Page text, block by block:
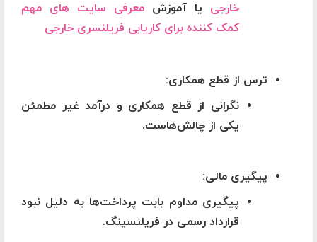
خارجی یا آموزش معرفی سایت های مهم
کمک کننده برای کاریابی فریلنسری خارجی
ترس از قطع همکاری:
نگرانی از قطع همکاری و درآمد غیر مطمئن
یکی از چالش‌هاست.
پیگیری مالی:
پیگیری مداوم بابت پرداخت‌ها به دلیل نبود
قرارداد رسمی در فریلنسینگ.